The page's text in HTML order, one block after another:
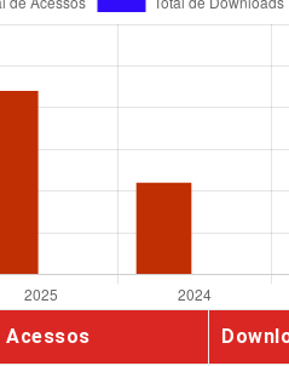
Acessos